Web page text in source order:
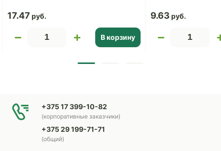
17.47
В корзину
9.63
+375 17 399-10-82
(корпоративные заказчики)
+375 29 199-71-71
(общий)